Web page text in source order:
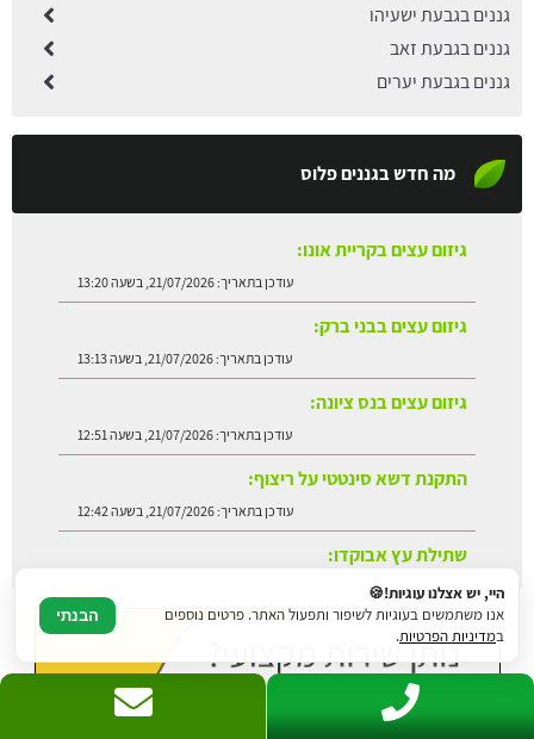
גננים בגבעת ישעיהו
גננים בגבעת זאב
גננים בגבעת יערים
מה חדש בגננים פלוס
גיזום עצים בקריית אונו:
גיזום עצים בבני ברק:
גיזום עצים בנס ציונה:
התקנת דשא סינטטי על ריצוף:
שתילת עץ אבוקדו:
היי, יש אצלנו עוגיות!🍪
אנו משתמשים בעוגיות לשיפור ותפעול האתר. פרטים נוספים
במדיניות הפרטיות.
הבנתי